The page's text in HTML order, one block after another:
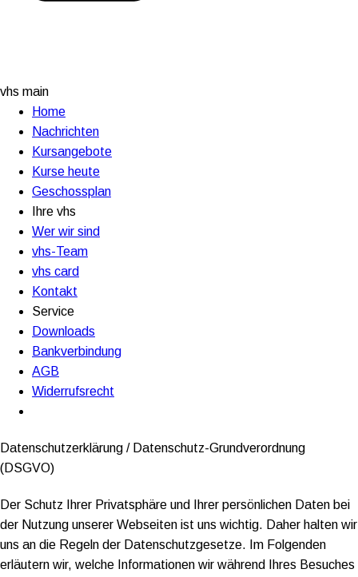
vhs main
Home
Nachrichten
Kursangebote
Kurse heute
Geschossplan
Ihre vhs
Wer wir sind
vhs-Team
vhs card
Kontakt
Service
Downloads
Bankverbindung
AGB
Widerrufsrecht
Datenschutzerklärung / Datenschutz-Grundverordnung
(DSGVO)
Der Schutz Ihrer Privatsphäre und Ihrer persönlichen Daten bei
der Nutzung unserer Webseiten ist uns wichtig. Daher halten wir
uns an die Regeln der Datenschutzgesetze. Im Folgenden
erläutern wir, welche Informationen wir während Ihres Besuches